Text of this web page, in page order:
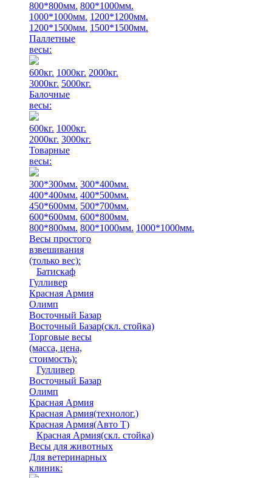
800*800мм. 800*1000мм.
1000*1000мм. 1200*1200мм.
1200*1500мм. 1500*1500мм.
Паллетные
весы:
600кг. 1000кг. 2000кг.
3000кг. 5000кг.
Балочные
весы:
600кг. 1000кг.
2000кг. 3000кг.
Товарные
весы:
300*300мм. 300*400мм.
400*400мм. 400*500мм.
450*600мм. 500*700мм.
600*600мм. 600*800мм.
800*800мм. 800*1000мм. 1000*1000мм.
Весы простого
взвешивания
(только вес):
Батискаф
Гулливер
Красная Армия
Олимп
Восточный Базар
Восточный Базар(скл. стойка)
Торговые весы
(масса, цена,
стоимость):
Гулливер
Восточный Базар
Олимп
Красная Армия
Красная Армия(технолог.)
Красная Армия(Авто Т)
Красная Армия(скл. стойка)
Весы для животных
Для ветеринарных
клиник: